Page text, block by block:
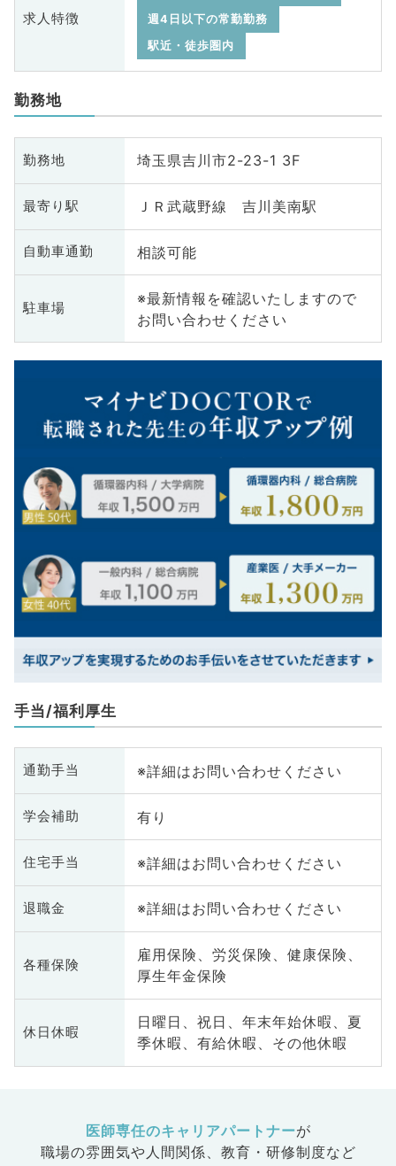
求人特徴
週4日以下の常勤勤務
駅近・徒歩圏内
勤務地
勤務地 埼玉県吉川市2-23-1 3F
最寄り駅 ＪＲ武蔵野線 吉川美南駅
自動車通勤 相談可能
駐車場
※最新情報を確認いたしますので
お問い合わせください
手当/福利厚生
通勤手当 ※詳細はお問い合わせください
学会補助 有り
住宅手当 ※詳細はお問い合わせください
退職金 ※詳細はお問い合わせください
各種保険
雇用保険、労災保険、健康保険、
厚生年金保険
休日休暇
日曜日、祝日、年末年始休暇、夏
季休暇、有給休暇、その他休暇
医師専任のキャリアパートナーが
職場の雰囲気や人間関係、 教育・研修制度など